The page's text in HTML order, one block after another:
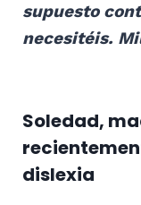
supuesto
necesitéis.
Soledad,
dislexia